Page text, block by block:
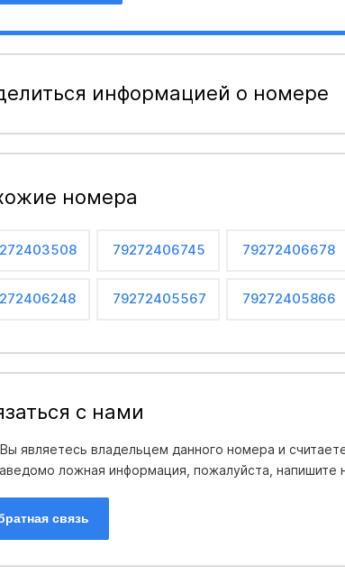
информацией о номере
номера
79272406745 79272406678
79272405567 79272405866
с нами
являетесь владельцем данного номера и
ложная информация, пожалуйста, напишите
связь